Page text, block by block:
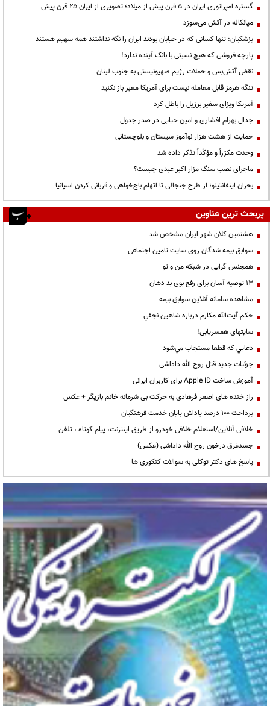
گستره امپراتوری ایران در ۵ قرن پیش از میلاد؛ تصویری از ایران ۲۵ قرن پیش
میانکاله در آتش می‌سوزد
پزشکیان: تنها کسانی که در خیابان بودند ایران را نگه نداشتند همه سهیم هستند
پارچه فروشی که هیچ نسبتی با بانک آینده ندارد!
نقض آتش‌بس و حملات رژیم صهیونیستی به جنوب لبنان
تنگه هرمز قابل معامله نیست برای آمریکا معبر باز نکنید
آمریکا ویزای سفیر برزیل را باطل کرد
جدال بهرام افشاری و امین حیایی در صدر جدول
حمایت از هشت هزار نوآموز سیستان و بلوچستانی
وحدت مکرّراً و مؤکّداً تذکر داده شد
ماجرای نصب سنگ مزار اکبر عبدی چیست؟
بحران اینفانتینو؛ از طرح جنجالی تا اتهام باج‌خواهی و قربانی کردن اسپانیا
پربحث ترین عناوین
هشتمین کلان شهر ایران مشخص شد
سوابق بیمه شدگان روی سایت تامین اجتماعی
همجنس گرایی در شبکه من و تو
13 توصیه آسان برای رفع بوی بد دهان
مشاهده سامانه آنلاين سوابق بیمه
حكم آيت‌الله مكارم درباره شاهين نجفي
سایتهای همسریابی!
دعايي كه قطعا مستجاب مي‌شود
جزئیات جدید قتل روح الله داداشی
آموزش ساخت Apple ID برای کاربران ایرانی
راز خنده های اصغر فرهادی به حرکت بی شرمانه خانم بازیگر + عکس
پرداخت ۱۰۰ درصد پاداش پایان خدمت فرهنگیان
خلافی آنلاین/استعلام خلافی خودرو از طریق اینترنت، پیام کوتاه ، تلفن
جسدغرق درخون روح الله داداشی (عکس)
پاسخ های دکتر توکلی به سوالات کنکوری ها